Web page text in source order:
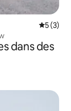
5 (3)
dans des